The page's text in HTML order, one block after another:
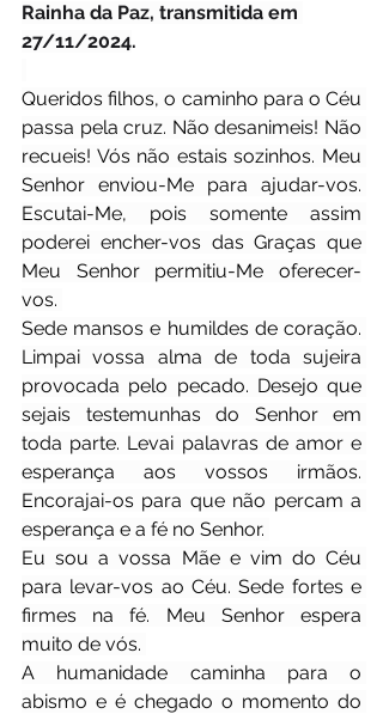
Rainha da Paz, transmitida em
27/11/2024.
Queridos filhos, o caminho para o Céu
passa pela cruz. Não desanimeis! Não
recueis! Vós não estais sozinhos. Meu
Senhor enviou-Me para ajudar-vos.
Escutai-Me, pois somente assim
poderei encher-vos das Graças que
Meu Senhor permitiu-Me oferecer-
vos.
Sede mansos e humildes de coração.
Limpai vossa alma de toda sujeira
provocada pelo pecado. Desejo que
sejais testemunhas do Senhor em
toda parte. Levai palavras de amor e
esperança aos vossos irmãos.
Encorajai-os para que não percam a
esperança e a fé no Senhor.
Eu sou a vossa Mãe e vim do Céu
para levar-vos ao Céu. Sede fortes e
firmes na fé. Meu Senhor espera
muito de vós.
A humanidade caminha para o
abismo e é chegado o momento do